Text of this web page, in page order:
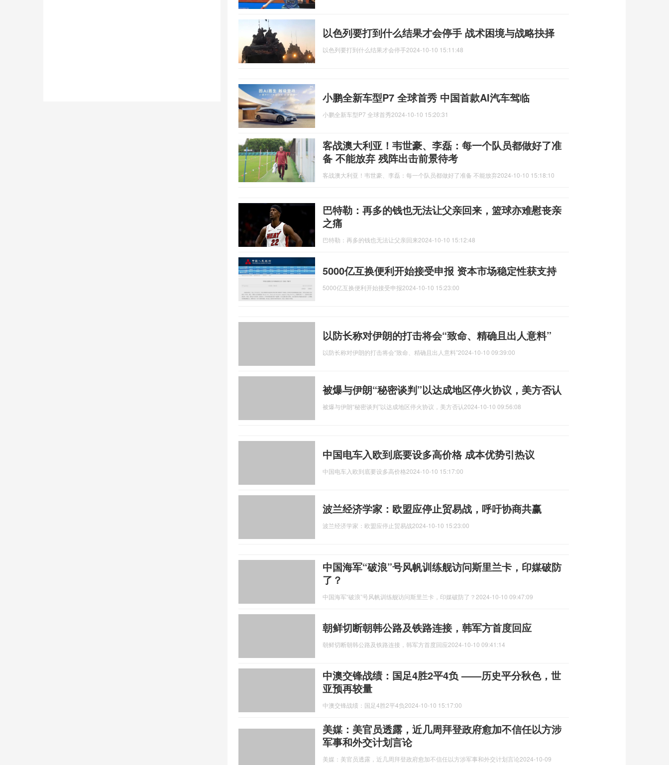
以色列要打到什么结果才会停手 战术困境与战略抉择
以色列要打到什么结果才会停手2024-10-10 15:11:48
小鹏全新车型P7 全球首秀 中国首款AI汽车驾临
小鹏全新车型P7 全球首秀2024-10-10 15:20:31
客战澳大利亚！韦世豪、李磊：每一个队员都做好了准
备 不能放弃 残阵出击前景待考
客战澳大利亚！韦世豪、李磊：每一个队员都做好了准备 不能放弃2024-10-10 15:18:10
巴特勒：再多的钱也无法让父亲回来，篮球亦难慰丧亲
之痛
巴特勒：再多的钱也无法让父亲回来2024-10-10 15:12:48
5000亿互换便利开始接受申报 资本市场稳定性获支持
5000亿互换便利开始接受申报2024-10-10 15:23:00
以防长称对伊朗的打击将会“致命、精确且出人意料”
以防长称对伊朗的打击将会“致命、精确且出人意料”2024-10-10 09:39:00
被爆与伊朗“秘密谈判”以达成地区停火协议，美方否认
被爆与伊朗“秘密谈判”以达成地区停火协议，美方否认2024-10-10 09:56:08
中国电车入欧到底要设多高价格 成本优势引热议
中国电车入欧到底要设多高价格2024-10-10 15:17:00
波兰经济学家：欧盟应停止贸易战，呼吁协商共赢
波兰经济学家：欧盟应停止贸易战2024-10-10 15:23:00
中国海军“破浪”号风帆训练舰访问斯里兰卡，印媒破防
了？
中国海军“破浪”号风帆训练舰访问斯里兰卡，印媒破防了？ 2024-10-10 09:47:09
朝鲜切断朝韩公路及铁路连接，韩军方首度回应
朝鲜切断朝韩公路及铁路连接，韩军方首度回应2024-10-10 09:41:14
中澳交锋战绩：国足4胜2平4负 ——历史平分秋色，世
亚预再较量
中澳交锋战绩：国足4胜2平4负2024-10-10 15:17:00
美媒：美官员透露，近几周拜登政府愈加不信任以方涉
军事和外交计划言论
美媒：美官员透露，近几周拜登政府愈加不信任以方涉军事和外交计划言论2024-10-09